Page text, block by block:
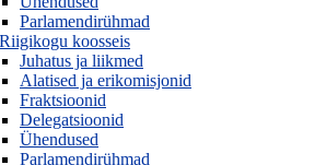
Parlamendirühmad
koosseis
Juhatus ja liikmed
Alatised ja erikomisjonid
Fraktsioonid
Delegatsioonid
Ühendused
Parlamendirühmad